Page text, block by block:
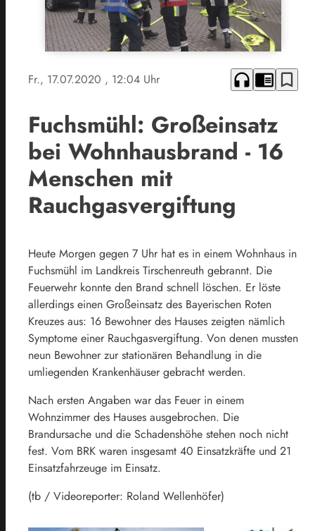
Fr., 17.07.2020 , 12:04 Uhr headphones chrome_reader_mode bookmark_border
Fuchsmühl: Großeinsatz
bei Wohnhausbrand - 16
Menschen mit
Rauchgasvergiftung
Heute Morgen gegen 7 Uhr hat es in einem Wohnhaus in
Fuchsmühl im Landkreis Tirschenreuth gebrannt. Die
Feuerwehr konnte den Brand schnell löschen. Er löste
allerdings einen Großeinsatz des Bayerischen Roten
Kreuzes aus: 16 Bewohner des Hauses zeigten nämlich
Symptome einer Rauchgasvergiftung. Von denen mussten
neun Bewohner zur stationären Behandlung in die
umliegenden Krankenhäuser gebracht werden.
Nach ersten Angaben war das Feuer in einem
Wohnzimmer des Hauses ausgebrochen. Die
Brandursache und die Schadenshöhe stehen noch nicht
fest. Vom BRK waren insgesamt 40 Einsatzkräfte und 21
Einsatzfahrzeuge im Einsatz.
(tb / Videoreporter: Roland Wellenhöfer)